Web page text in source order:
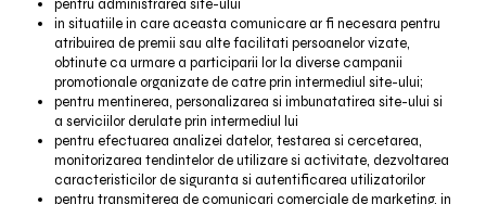
pentru administrarea site-ului
in situatiile in care aceasta comunicare ar fi necesara pentru
atribuirea de premii sau alte facilitati persoanelor vizate,
obtinute ca urmare a participarii lor la diverse campanii
promotionale organizate de catre prin intermediul site-ului;
pentru mentinerea, personalizarea si imbunatatirea site-ului si
a serviciilor derulate prin intermediul lui
pentru efectuarea analizei datelor, testarea si cercetarea,
monitorizarea tendintelor de utilizare si activitate, dezvoltarea
caracteristicilor de siguranta si autentificarea utilizatorilor
pentru transmiterea de comunicari comerciale de marketing, in